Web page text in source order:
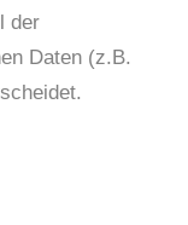
der
Daten (z.B.